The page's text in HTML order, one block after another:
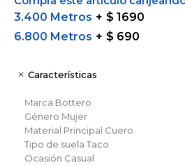
3.400 Metros
$ 1690
6.800 Metros $ 690
Características
Marca Bottero
Género Mujer
Material Principal Cuero
Tipo de suela Taco
Ocasión Casual